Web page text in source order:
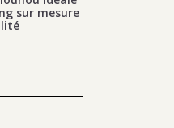
sur mesure